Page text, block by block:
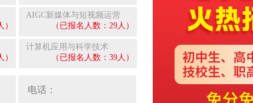
AIGC新媒体与短视频运营
（已报名人数：29人）
计算机应用与科学技术
（已报名人数：39人）